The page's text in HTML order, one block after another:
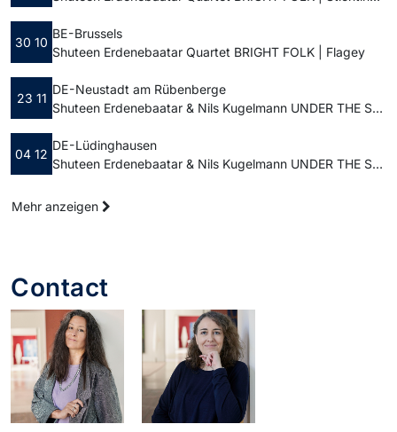
30 10
BE - Brussels
Shuteen Erdenebaatar Quartet BRIGHT FOLK | Flagey
23 11
DE - Neustadt am Rübenberge
Shuteen Erdenebaatar & Nils Kugelmann UNDER THE SAME STARS | Schloss Landestrost / Großer Saal
04 12
DE - Lüdinghausen
Shuteen Erdenebaatar & Nils Kugelmann UNDER THE SAME STARS | Burg Vischering
Mehr anzeigen
Contact